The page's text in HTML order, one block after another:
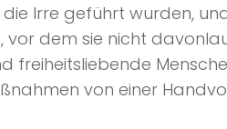
Irre geführt wurden,
dem sie nicht
freiheitsliebende
von einer